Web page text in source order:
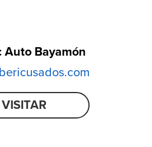
Auto Bayamón
VISITAR